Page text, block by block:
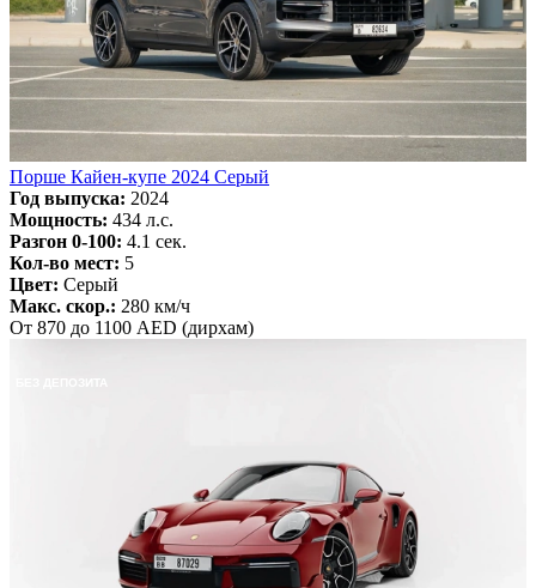
Порше Кайен-купе 2024 Серый
Год выпуска: 2024
Мощность: 434 л.с.
Разгон 0-100: 4.1 сек.
Кол-во мест: 5
Цвет: Серый
Макс. скор.: 280 км/ч
От 870 до 1100 AED (дирхам)